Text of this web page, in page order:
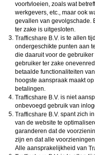
voortvloeien, zoals wat
werkgevers, etc., maar ook
gevallen van gevolgschade.
ter zake is uitgesloten.
is te allen
ondergeschikte punten aan
die daaruit voor de
gebruiker ter zake
betaalde functionaliteiten
hoogste aanspraak maakt
betalingen.
is niet
onbevoegd gebruik van
spant zich
van de website te
garanderen dat de
zijn en dat alle
Alle aansprakelijkheid van